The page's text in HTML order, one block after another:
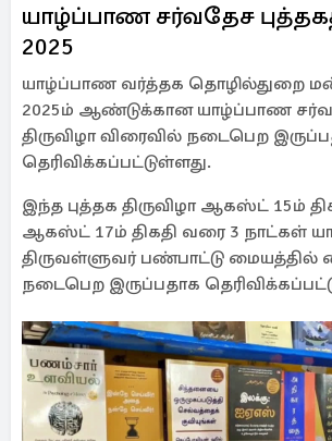
யாழ்ப்பாண சர்வதேச புத்தகத்
2025
யாழ்ப்பாண வர்த்தக தொழில்துறை
2025ம் ஆண்டுக்கான யாழ்ப்பாண
திருவிழா விரைவில் நடைபெற
தெரிவிக்கப்பட்டுள்ளது.
இந்த புத்தக திருவிழா ஆகஸ்ட் 15ம்
ஆகஸ்ட் 17ம் திகதி வரை 3 நாட்கள்
திருவள்ளுவர் பண்பாட்டு மையத்தில்
நடைபெற இருப்பதாக